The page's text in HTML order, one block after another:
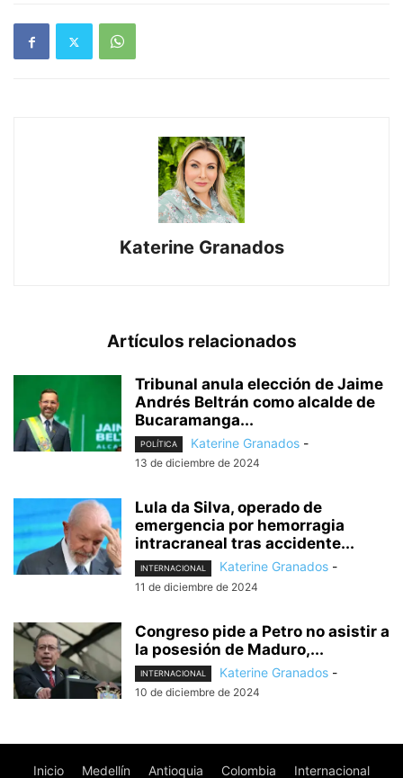
Katerine Granados
Artículos relacionados
Tribunal anula elección de Jaime
Andrés Beltrán como alcalde de
Bucaramanga...
POLÍTICA Katerine Granados -
13 de diciembre de 2024
Lula da Silva, operado de
emergencia por hemorragia
intracraneal tras accidente...
INTERNACIONAL Katerine Granados -
11 de diciembre de 2024
Congreso pide a Petro no asistir a
la posesión de Maduro,...
INTERNACIONAL Katerine Granados -
10 de diciembre de 2024
Inicio Medellín Antioquia Colombia Internacional